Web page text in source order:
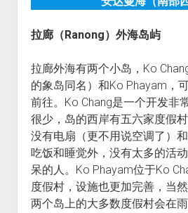
拉廊（ Ranong）外海岛屿
拉廊外海有两个小岛，Ko
的象岛同名）和Ko Phayam，
前往。Ko Chang是一个开发非
很少，岛的西岸有五六家度假
没有电扇（更不用说空调了）
吃饭和睡觉外，没有太多的活
呆的人。Ko Phayam位于Ko
度假村，设施也更加完善，当
两个岛上的大多数度假村会在